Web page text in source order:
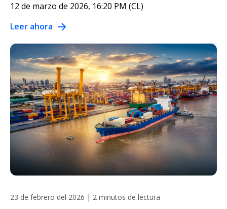
12 de marzo de 2026, 16:20 PM (CL)
Leer ahora
23 de febrero del 2026 | 2 minutos de lectura